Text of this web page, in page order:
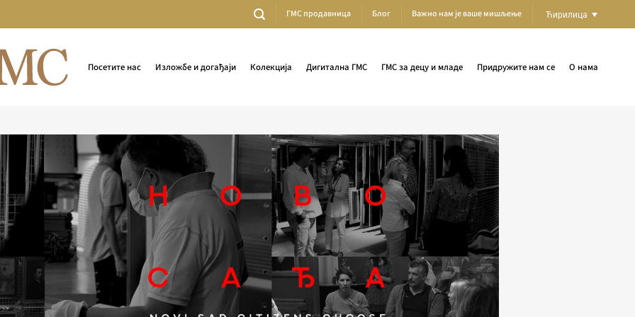
ГМС продавница Блог Важно нам је ваше мишљење Ћирилица
Посетите нас Изложбе и догађаји Колекција Дигитална ГМС ГМС за децу и младе Придружите нам се О нама